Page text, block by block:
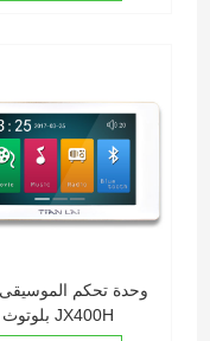
JX400H بلوتوث